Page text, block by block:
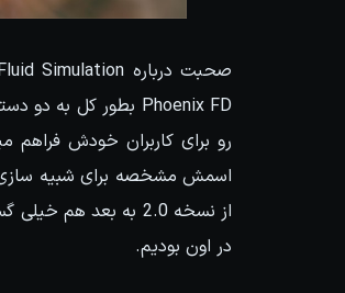
اسمش مشخصه برای شبیه سازی
در اون بودیم.